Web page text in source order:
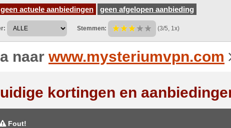
geen actuele aanbiedingen
geen afgelopen aanbieding
Stemmen: (3/5, 1x)
naar www.mysteriumvpn.com
kortingen en
Fout!